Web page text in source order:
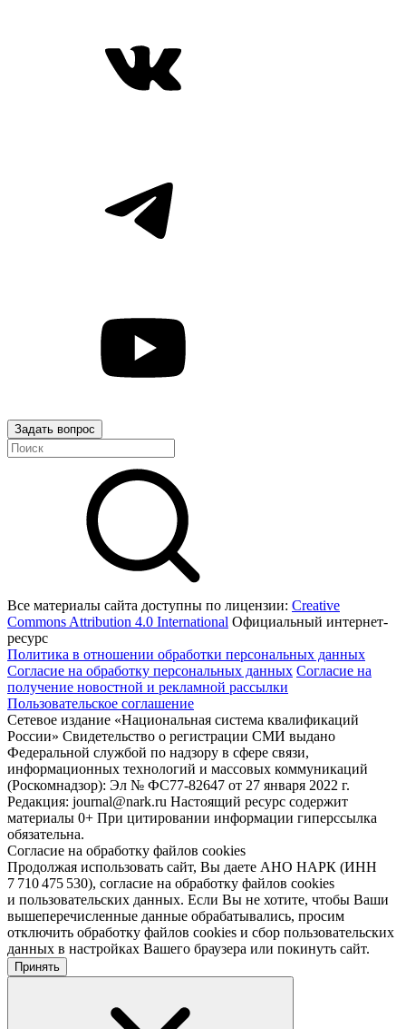
Задать вопрос
Все материалы сайта доступны по лицензии: Creative
Commons Attribution 4.0 International Официальный интернет-
ресурс
Политика в отношении обработки персональных данных
Согласие на обработку персональных данных Согласие на
получение новостной и рекламной рассылки
Пользовательское соглашение
Сетевое издание «Национальная система квалификаций
России» Свидетельство о регистрации СМИ выдано
Федеральной службой по надзору в сфере связи,
информационных технологий и массовых коммуникаций
(Роскомнадзор): Эл № ФС77-82647 от 27 января 2022 г.
Редакция: journal@nark.ru Настоящий ресурс содержит
материалы 0+ При цитировании информации гиперссылка
обязательна.
Согласие на обработку файлов cookies
Продолжая использовать сайт, Вы даете АНО НАРК (ИНН
7 710 475 530), согласие на обработку файлов cookies
и пользовательских данных. Если Вы не хотите, чтобы Ваши
вышеперечисленные данные обрабатывались, просим
отключить обработку файлов cookies и сбор пользовательских
данных в настройках Вашего браузера или покинуть сайт.
Принять